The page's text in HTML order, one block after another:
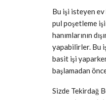
Bu işi isteyen ev
pul poşetleme
hanımlarının
yapabilirler. Bu
basit işi
başlamadan
Sizde Tekirdağ